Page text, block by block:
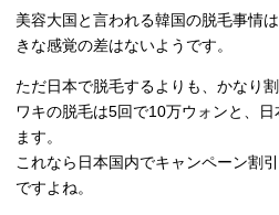
美容大国と言われる韓国の脱毛事情
きな感覚の差はないようです。
ただ日本で脱毛するよりも、かなり
ワキの脱毛は5回で10万ウォンと、
ます。
これなら日本国内でキャンペーン割
ですよね。